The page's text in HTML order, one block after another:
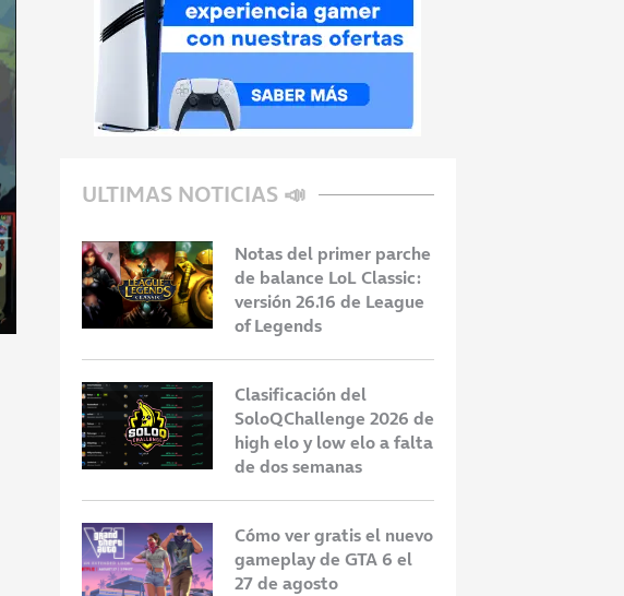
ULTIMAS NOTICIAS 📣
Notas del primer parche
de balance LoL Classic:
versión 26.16 de League
of Legends
Clasificación del
SoloQChallenge 2026 de
high elo y low elo a falta
de dos semanas
Cómo ver gratis el nuevo
gameplay de GTA 6 el
27 de agosto